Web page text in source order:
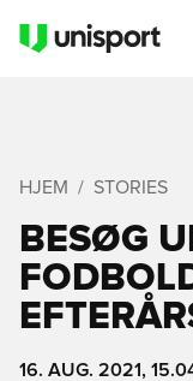
HJEM STORIES
BESØG
16. AUG. 2021,